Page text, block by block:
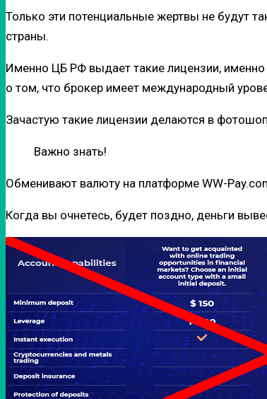
Только эти потенциальные жертвы не будут
страны.
Именно ЦБ РФ выдает такие лицензии,
о том, что брокер имеет международный
Зачастую такие лицензии делаются в
Важно знать!
Обменивают валюту на платформе WW-
Когда вы очнетесь, будет поздно, деньги